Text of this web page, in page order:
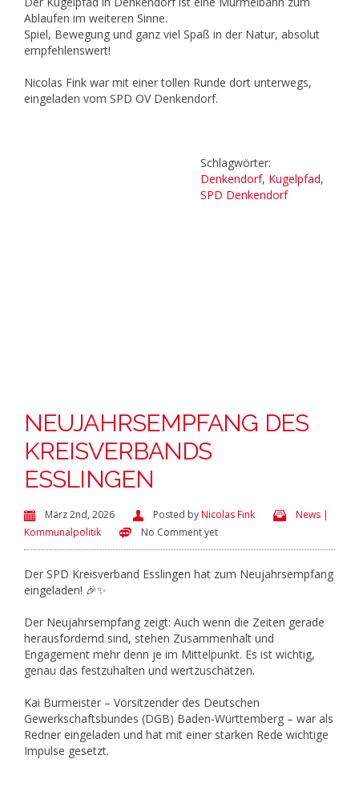
Ablaufen im weiteren Sinne.
Spiel, Bewegung und ganz viel Spaß in der Natur, absolut
empfehlenswert!
Nicolas Fink war mit einer tollen Runde dort unterwegs,
eingeladen vom SPD OV Denkendorf.
Schlagwörter:
Denkendorf, Kugelpfad,
SPD Denkendorf
NEUJAHRSEMPFANG DES
KREISVERBANDS
ESSLINGEN
März 2nd, 2026 Posted byNicolas Fink
News |
Kommunalpolitik
No Comment yet
Der SPD Kreisverband Esslingen hat zum Neujahrsempfang
eingeladen! 🎉✨
Der Neujahrsempfang zeigt: Auch wenn die Zeiten gerade
herausfordernd sind, stehen Zusammenhalt und
Engagement mehr denn je im Mittelpunkt. Es ist wichtig,
genau das festzuhalten und wertzuschätzen.
Kai Burmeister – Vorsitzender des Deutschen
Gewerkschaftsbundes (DGB) Baden-Württemberg – war als
Redner eingeladen und hat mit einer starken Rede wichtige
Impulse gesetzt.